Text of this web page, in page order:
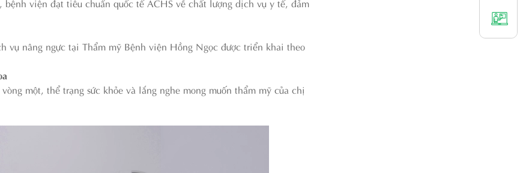
nâng ngực tại Thẩm mỹ Bệnh viện Hồng Ngọc được triển khai theo
một, thể trạng sức khỏe và lắng nghe mong muốn thẩm mỹ của chị